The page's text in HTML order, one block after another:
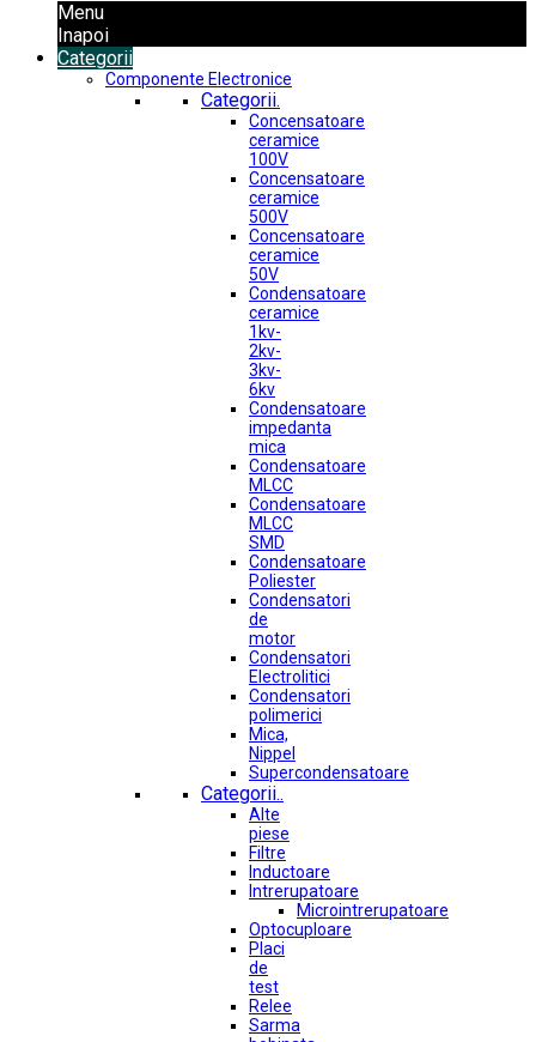
Menu
Inapoi
Categorii
Componente Electronice
Categorii.
Concensatoare
ceramice
100V
Concensatoare
ceramice
500V
Concensatoare
ceramice
50V
Condensatoare
ceramice
1kv-
2kv-
3kv-
6kv
Condensatoare
impedanta
mica
Condensatoare
MLCC
Condensatoare
MLCC
SMD
Condensatoare
Poliester
Condensatori
de
motor
Condensatori
Electrolitici
Condensatori
polimerici
Mica,
Nippel
Supercondensatoare
Categorii..
Alte
piese
Filtre
Inductoare
Intrerupatoare
Microintrerupatoare
Optocuploare
Placi
de
test
Relee
Sarma